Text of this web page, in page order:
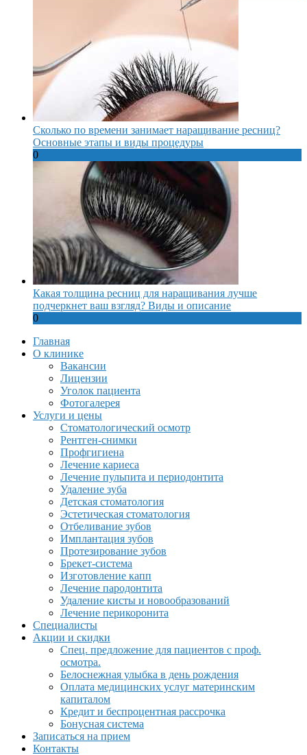
Сколько по времени занимает наращивание ресниц?
Основные этапы и виды процедуры
0
Какая толщина ресниц для наращивания лучше
подчеркнет ваш взгляд? Виды и описание
0
Главная
О клинике
Вакансии
Лицензии
Уголок пациента
Фотогалерея
Услуги и цены
Стоматологический осмотр
Рентген-снимки
Профгигиена
Лечение кариеса
Лечение пульпита и периодонтита
Удаление зуба
Детская стоматология
Эстетическая стоматология
Отбеливание зубов
Имплантация зубов
Протезирование зубов
Брекет-система
Изготовление капп
Лечение пародонтита
Удаление кисты и новообразований
Лечение перикоронита
Специалисты
Акции и скидки
Спец. предложение для пациентов с проф.
осмотра.
Белоснежная улыбка в день рождения
Оплата медицинских услуг материнским
капиталом
Кредит и беспроцентная рассрочка
Бонусная система
Записаться на прием
Контакты